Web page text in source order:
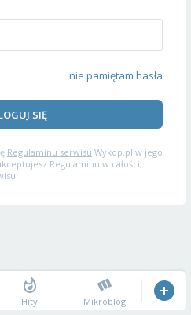
nie pamiętam hasła
SIĘ
Regulaminu serwisu Wykop.pl w jego
Regulaminu w całości,
Hity Mikroblog